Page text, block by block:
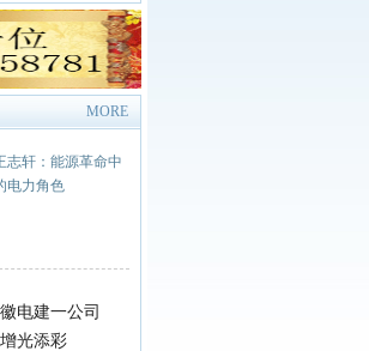
MORE
志轩：能源革命中
电力角色
电建一公司
光添彩